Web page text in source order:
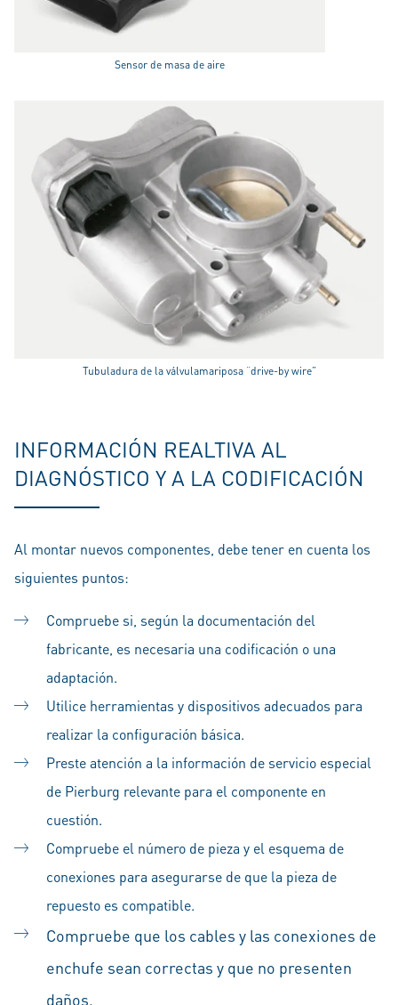
Sensor de masa de aire
Tubuladura de la válvulamariposa “drive-by wire”
INFORMACIÓN REALTIVA AL
DIAGNÓSTICO Y A LA CODIFICACIÓN
Al montar nuevos componentes, debe tener en cuenta los
siguientes puntos:
Compruebe si, según la documentación del
fabricante, es necesaria una codificación o una
adaptación.
Utilice herramientas y dispositivos adecuados para
realizar la configuración básica.
Preste atención a la información de servicio especial
de Pierburg relevante para el componente en
cuestión.
Compruebe el número de pieza y el esquema de
conexiones para asegurarse de que la pieza de
repuesto es compatible.
Compruebe que los cables y las conexiones de
enchufe sean correctas y que no presenten
daños.